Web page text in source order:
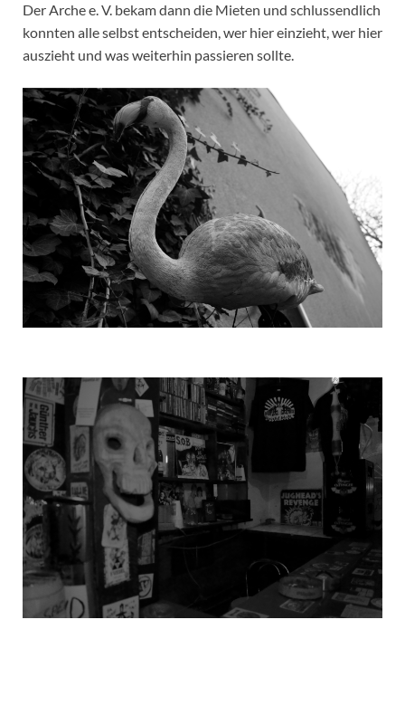
Der Arche e. V. bekam dann die Mieten und schlussendlich
konnten alle selbst entscheiden, wer hier einzieht, wer hier
auszieht und was weiterhin passieren sollte.